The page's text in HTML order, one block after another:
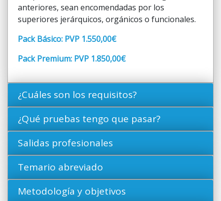
anteriores, sean encomendadas por los
superiores jerárquicos, orgánicos o funcionales.
Pack Básico: PVP 1.550,00€
Pack Premium: PVP 1.850,00€
¿Cuáles son los requisitos?
¿Qué pruebas tengo que pasar?
Salidas profesionales
Temario abreviado
Metodología y objetivos